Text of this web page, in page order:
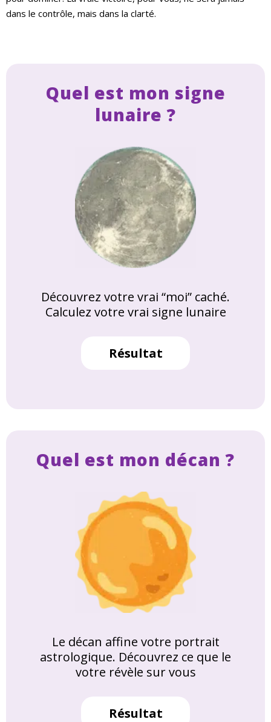
dans le contrôle, mais dans la clarté.
Quel est mon signe
lunaire ?
Découvrez votre vrai “moi” caché.
Calculez votre vrai signe lunaire
Résultat
Quel est mon décan ?
Le décan affine votre portrait
astrologique. Découvrez ce que le
votre révèle sur vous
Résultat